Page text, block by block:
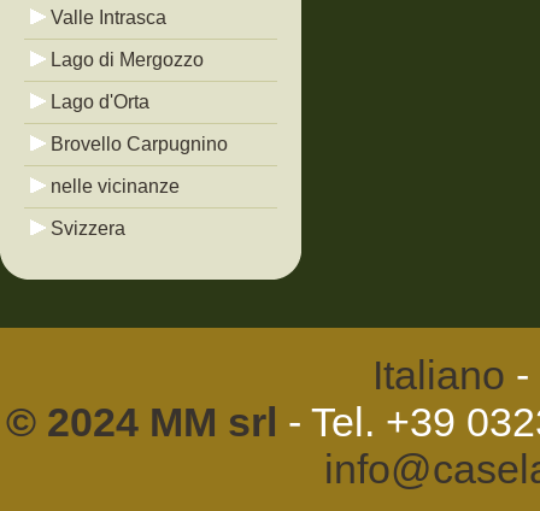
Valle Intrasca
Lago di Mergozzo
Lago d'Orta
Brovello Carpugnino
nelle vicinanze
Svizzera
Italiano -
© 2024 MM srl - Tel. +39